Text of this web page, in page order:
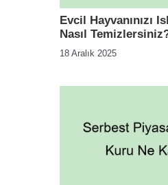
Evcil Hayvanınızı
Nasıl
18 Aralık 2025